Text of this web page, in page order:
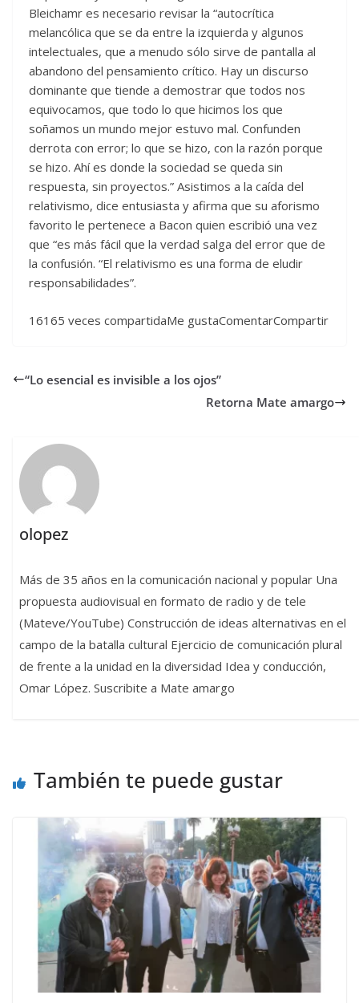
16165 veces compartidaMe gustaComentarCompartir
“Lo esencial es invisible a los ojos”
Retorna Mate amargo
olopez
Más de 35 años en la comunicación nacional y popular Una
propuesta audiovisual en formato de radio y de tele
(Mateve/YouTube) Construcción de ideas alternativas en el
campo de la batalla cultural Ejercicio de comunicación plural
de frente a la unidad en la diversidad Idea y conducción,
Omar López. Suscribite a Mate amargo
También te puede gustar